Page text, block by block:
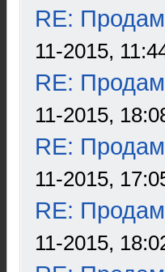
RE:
11-2015,
RE:
11-2015,
RE:
11-2015,
RE:
11-2015,